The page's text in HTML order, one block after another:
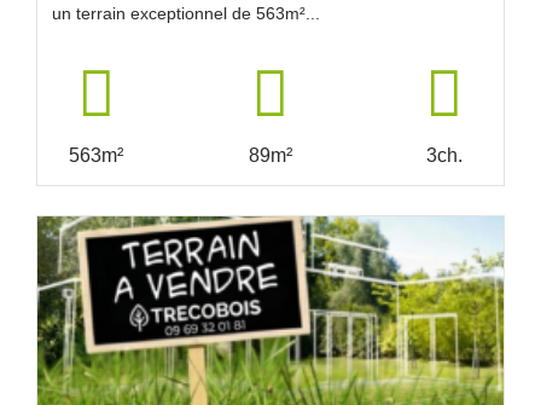
un terrain exceptionnel de 563m²...
563m² 89m² 3ch.